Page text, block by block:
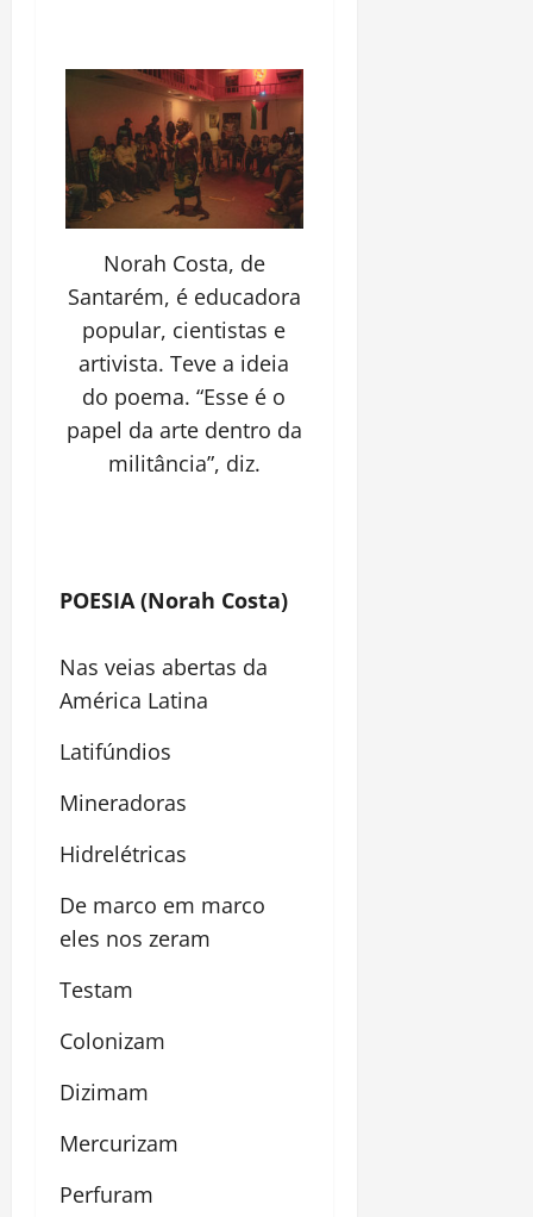
Norah Costa, de
Santarém, é educadora
popular, cientistas e
artivista. Teve a ideia
do poema. “Esse é o
papel da arte dentro da
militância”, diz.
POESIA (Norah Costa)
Nas veias abertas da
América Latina
Latifúndios
Mineradoras
Hidrelétricas
De marco em marco
eles nos zeram
Testam
Colonizam
Dizimam
Mercurizam
Perfuram